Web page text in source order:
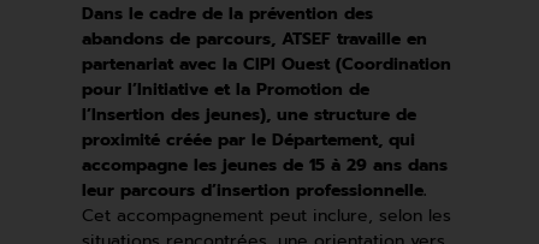
Dans le cadre de la prévention des
abandons de parcours, ATSEF travaille en
partenariat avec la CIPI Ouest (Coordination
pour l’Initiative et la Promotion de
l’Insertion des jeunes), une structure de
proximité créée par le Département, qui
accompagne les jeunes de 15 à 29 ans dans
leur parcours d’insertion professionnelle.
Cet accompagnement peut inclure, selon les